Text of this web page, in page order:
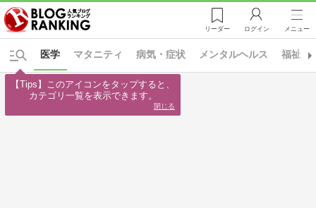
リーダー ログイン メニュー
マタニティ 病気・症状 メンタルヘルス 福祉・
医学
【Tips】このアイコンをタップすると、
カテゴリ一覧を表示できます。
閉じる